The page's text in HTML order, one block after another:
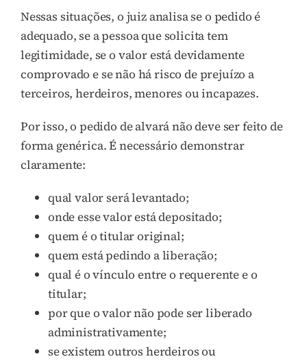
Nessas situações, o juiz analisa se o pedido é
adequado, se a pessoa que solicita tem
legitimidade, se o valor está devidamente
comprovado e se não há risco de prejuízo a
terceiros, herdeiros, menores ou incapazes.
Por isso, o pedido de alvará não deve ser feito de
forma genérica. É necessário demonstrar
claramente:
qual valor será levantado;
onde esse valor está depositado;
quem é o titular original;
quem está pedindo a liberação;
qual é o vínculo entre o requerente e o
titular;
por que o valor não pode ser liberado
administrativamente;
se existem outros herdeiros ou